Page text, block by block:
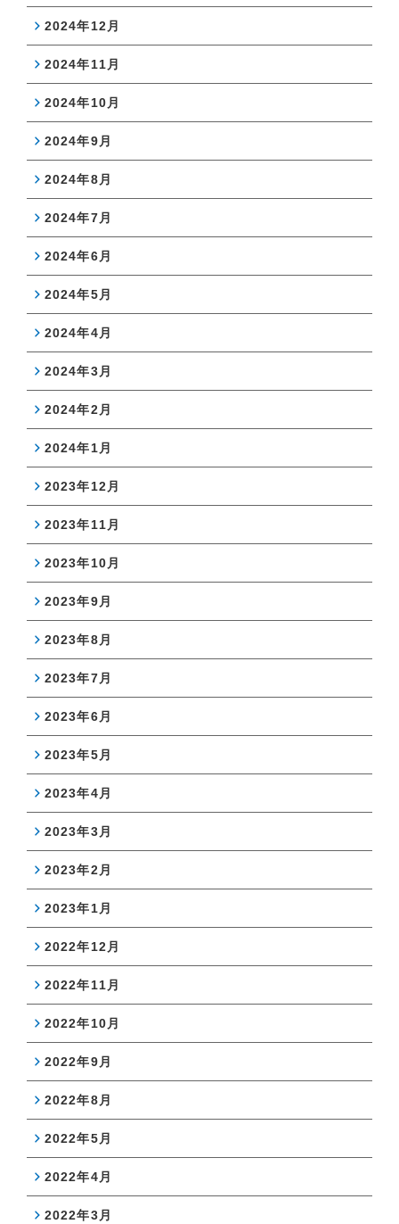
2024年12月
2024年11月
2024年10月
2024年9月
2024年8月
2024年7月
2024年6月
2024年5月
2024年4月
2024年3月
2024年2月
2024年1月
2023年12月
2023年11月
2023年10月
2023年9月
2023年8月
2023年7月
2023年6月
2023年5月
2023年4月
2023年3月
2023年2月
2023年1月
2022年12月
2022年11月
2022年10月
2022年9月
2022年8月
2022年5月
2022年4月
2022年3月